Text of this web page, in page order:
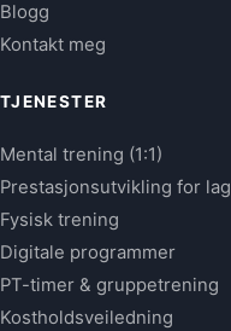
Blogg
Kontakt meg
TJENESTER
Mental trening (1:1)
Prestasjonsutvikling for lag
Fysisk trening
Digitale programmer
PT-timer & gruppetrening
Kostholdsveiledning